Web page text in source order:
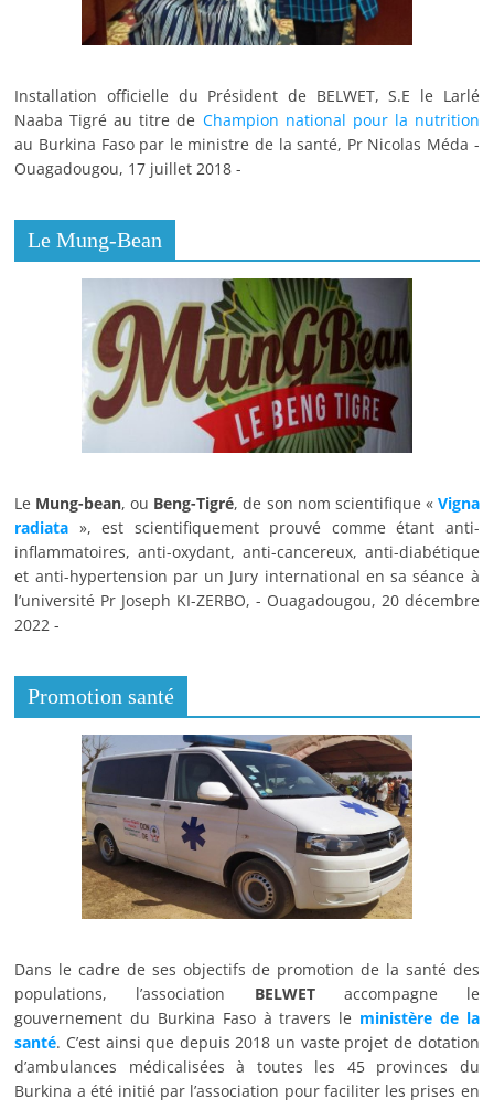
Installation officielle du Président de BELWET, S.E le Larlé
Naaba Tigré au titre de Champion national pour la nutrition
au Burkina Faso par le ministre de la santé, Pr Nicolas Méda -
Ouagadougou, 17 juillet 2018 -
Le Mung-Bean
Le Mung-bean, ou Beng-Tigré, de son nom scientifique « Vigna
radiata », est scientifiquement prouvé comme étant anti-
inflammatoires, anti-oxydant, anti-cancereux, anti-diabétique
et anti-hypertension par un Jury international en sa séance à
l’université Pr Joseph KI-ZERBO, - Ouagadougou, 20 décembre
2022 -
Promotion santé
Dans le cadre de ses objectifs de promotion de la santé des
populations, l’association BELWETaccompagne le
gouvernement du Burkina Faso à travers le ministère de la
santé. C’est ainsi que depuis 2018 un vaste projet de dotation
d’ambulances médicalisées à toutes les 45 provinces du
Burkina a été initié par l’association pour faciliter les prises en